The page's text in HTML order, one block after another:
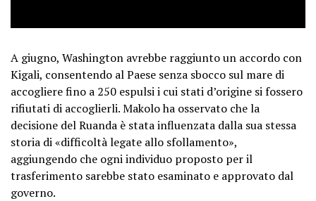
A giugno, Washington avrebbe raggiunto un accordo con
Kigali, consentendo al Paese senza sbocco sul mare di
accogliere fino a 250 espulsi i cui stati d’origine si fossero
rifiutati di accoglierli. Makolo ha osservato che la
decisione del Ruanda è stata influenzata dalla sua stessa
storia di «difficoltà legate allo sfollamento»,
aggiungendo che ogni individuo proposto per il
trasferimento sarebbe stato esaminato e approvato dal
governo.